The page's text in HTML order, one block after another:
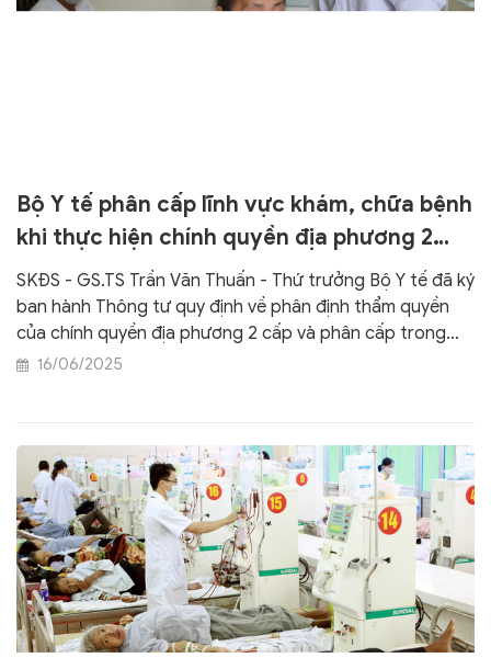
Bộ Y tế phân cấp lĩnh vực khám, chữa bệnh
khi thực hiện chính quyền địa phương 2
cấp
SKĐS - GS.TS Trần Văn Thuấn - Thứ trưởng Bộ Y tế đã ký
ban hành Thông tư quy định về phân định thẩm quyền
của chính quyền địa phương 2 cấp và phân cấp trong
lĩnh vực khám bệnh, chữa bệnh.
16/06/2025